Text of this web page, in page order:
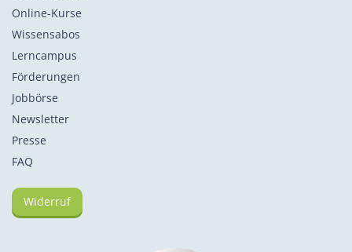
Online-Kurse
Wissensabos
Lerncampus
Förderungen
Jobbörse
Newsletter
Presse
FAQ
Widerruf